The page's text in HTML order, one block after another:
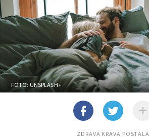
FOTO: UNSPLASH+
ZDRAVA KRAVA POSTALA